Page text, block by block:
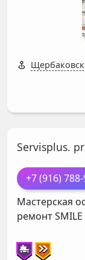
Servisplus.
+7 (916) 788-
Мастерская
ремонтSMILE